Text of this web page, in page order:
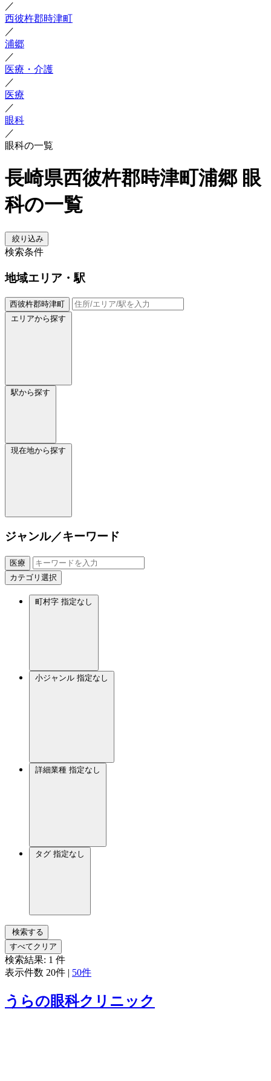
／
西彼杵郡時津町
／
浦郷
／
医療・介護
／
医療
／
眼科
／
眼科の一覧
長崎県西彼杵郡時津町浦郷 眼
科の一覧
絞り込み
検索条件
地域エリア・駅
西彼杵郡時津町
エリアから探す
駅から探す
現在地から探す
ジャンル／キーワード
医療
カテゴリ選択
町村字 指定なし
小ジャンル 指定なし
詳細業種 指定なし
タグ 指定なし
検索する
すべてクリア
検索結果: 1 件
表示件数 20件 | 50件
うらの眼科クリニック